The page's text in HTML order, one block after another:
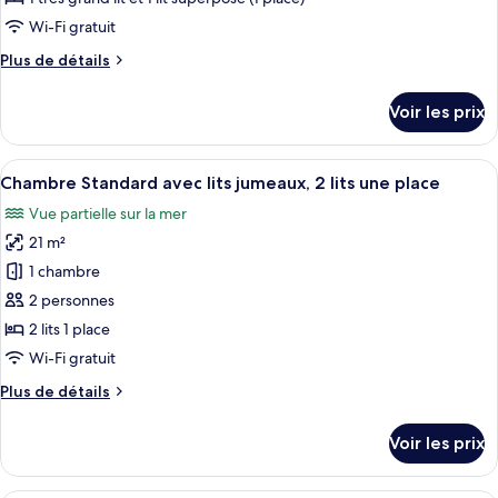
type
chambre :
(Bunk
bed
5ft)
Wi-Fi gratuit
Plus de détails
Plus
le
type
de
Chambre
Familiale
(Bunk
bed
size
5ft)
Voir les prix
Afficher
toutes
les
photos
pour
ce
type
de
chambre :
Chambre
lits
Une chambre d’hôtel avec deux lits,
7
Chambre Standard avec lits jumeaux, 2 lits une place
Vue partielle sur la mer
21 m²
1 chambre
2 personnes
2 lits 1 place
Wi-Fi gratuit
Plus de détails
Plus
le
type
Voir les prix